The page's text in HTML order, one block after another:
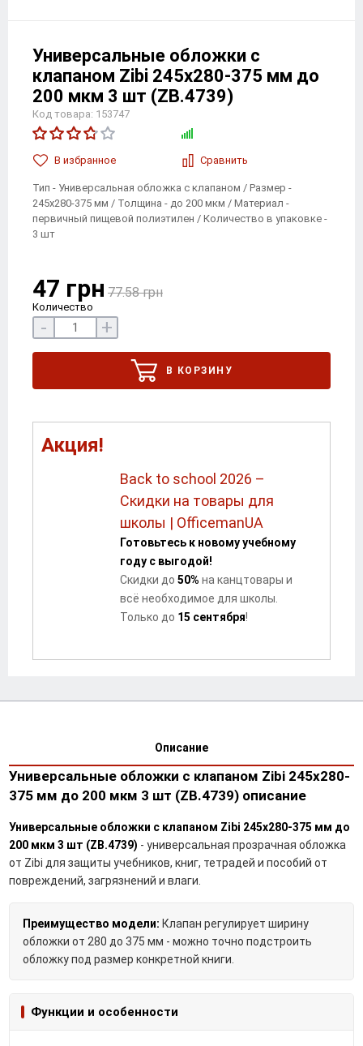
Универсальные обложки с
клапаном Zibi 245х280-375 мм до
200 мкм 3 шт (ZB.4739)
Код товара: 153747
В избранноe Сравнить
Тип - Универсальная обложка с клапаном / Размер -
245х280-375 мм / Толщина - до 200 мкм / Материал -
первичный пищевой полиэтилен / Количество в упаковке -
3 шт
47 грн 77.58 грн
Количество
- +
В КОРЗИНУ
Акция!
Back to school 2026 –
Скидки на товары для
школы | OfficemanUA
Готовьтесь к новому учебному
году с выгодой!
Скидки до 50% на канцтовары и
всё необходимое для школы.
Только до 15 сентября!
Описание
Универсальные обложки с клапаном Zibi 245х280-
375 мм до 200 мкм 3 шт (ZB.4739) описание
Универсальные обложки с клапаном Zibi 245х280-375 мм до
200 мкм 3 шт (ZB.4739) - универсальная прозрачная обложка
от Zibi для защиты учебников, книг, тетрадей и пособий от
повреждений, загрязнений и влаги.
Преимущество модели: Клапан регулирует ширину
обложки от 280 до 375 мм - можно точно подстроить
обложку под размер конкретной книги.
Функции и особенности